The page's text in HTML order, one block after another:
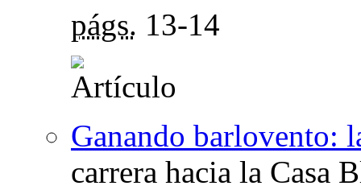
págs. 13-14
Ganando barlovento:
carrera hacia la Casa